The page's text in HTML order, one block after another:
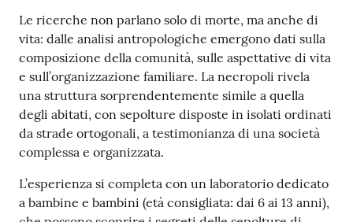
Le ricerche non parlano solo di morte, ma anche di
vita: dalle analisi antropologiche emergono dati sulla
composizione della comunità, sulle aspettative di vita
e sull’organizzazione familiare. La necropoli rivela
una struttura sorprendentemente simile a quella
degli abitati, con sepolture disposte in isolati ordinati
da strade ortogonali, a testimonianza di una società
complessa e organizzata.
L’esperienza si completa con un laboratorio dedicato
a bambine e bambini (età consigliata: dai 6 ai 13 anni),